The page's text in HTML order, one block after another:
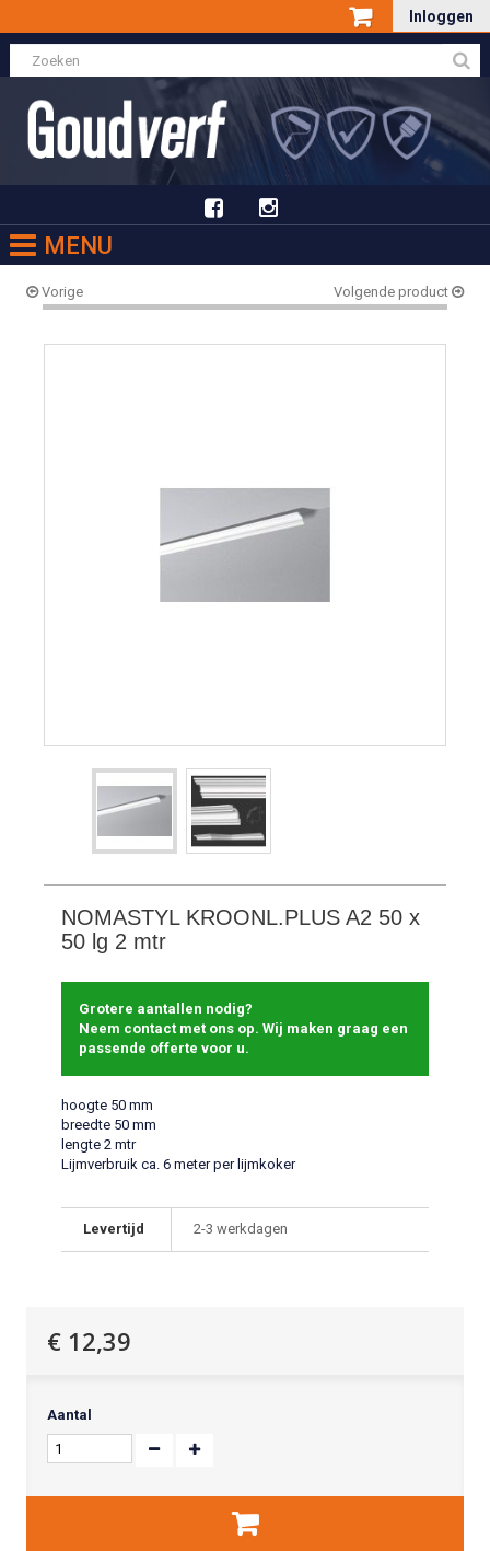
Inloggen
MENU
Vorige Volgende product
NOMASTYL KROONL.PLUS A2 50 x
50 lg 2 mtr
Grotere aantallen nodig?
Neem contact met ons op. Wij maken graag een
passende offerte voor u.
hoogte 50 mm
breedte 50 mm
lengte 2 mtr
Lijmverbruik ca. 6 meter per lijmkoker
Levertijd 2-3 werkdagen
€ 12,39
Aantal